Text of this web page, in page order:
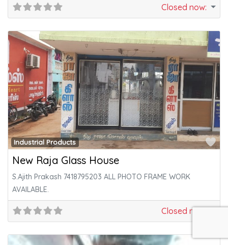
Closed now:
Industrial Products
New Raja Glass House
S.Ajith Prakash 7418795203 ALL PHOTO FRAME WORK
AVAILABLE.
Closed now